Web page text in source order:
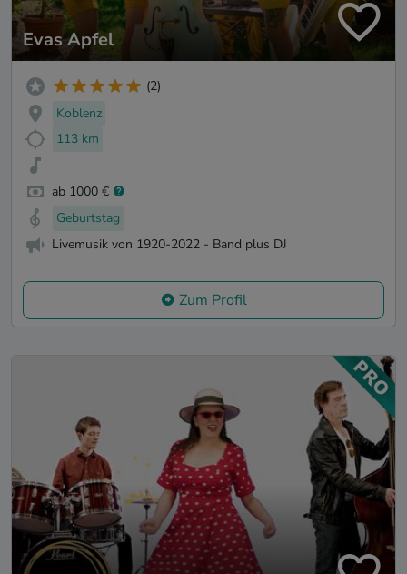
Evas Apfel
(2)
Koblenz
113 km
ab 1000 €
Geburtstag
Livemusik von 1920-2022 - Band plus DJ
Zum Profil